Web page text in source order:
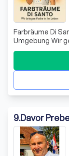
Farbräume Di
Umgebung Wir
Leidenschaft,
kreative
9.Davor